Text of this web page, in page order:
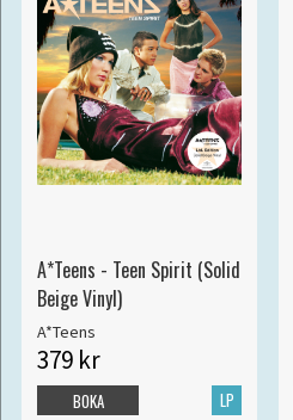
A*Teens - Teen Spirit (Solid
Beige Vinyl)
A*Teens
379 kr
LP
BOKA